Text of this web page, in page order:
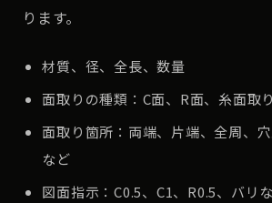
ります。
材質、径、全長、数量
面取りの種類：C面、R面、糸面取
面取り箇所：両端、片端、全周、
など
図面指示：C0.5、C1、R0.5、バリ